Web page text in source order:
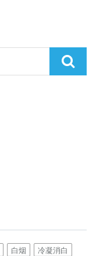
白烟
冷凝消白